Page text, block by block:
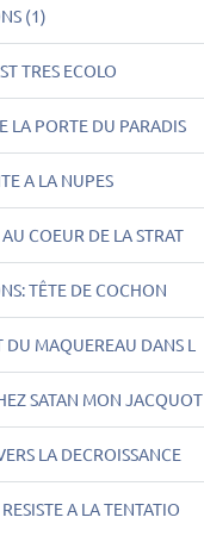
(1)
TRES ECOLO
LA PORTE DU PARADIS
A LA NUPES
COEUR DE LA STRAT
TÊTE DE COCHON
DU MAQUEREAU DANS L
SATAN MON JACQUOT
LA DECROISSANCE
A LA TENTATIO